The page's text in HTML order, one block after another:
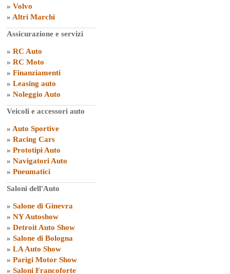
» Volvo
» Altri Marchi
Assicurazione e servizi
» RC Auto
» RC Moto
» Finanziamenti
» Leasing auto
» Noleggio Auto
Veicoli e accessori auto
» Auto Sportive
» Racing Cars
» Prototipi Auto
» Navigatori Auto
» Pneumatici
Saloni dell'Auto
» Salone di Ginevra
» NY Autoshow
» Detroit Auto Show
» Salone di Bologna
» LA Auto Show
» Parigi Motor Show
» Saloni Francoforte